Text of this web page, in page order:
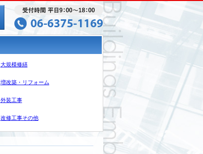
大規模修繕
増改築・リフォーム
外装工事
改修工事その他